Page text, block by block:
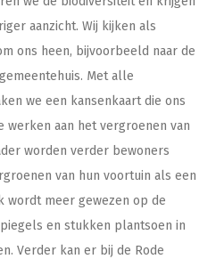
aanzicht. Wij kijken als
ons heen, bijvoorbeeld naar de
Met alle
we een kansenkaart die ons
aan het vergroenen van
worden verder bewoners
van hun voortuin als een
wordt meer gewezen op de
en stukken plantsoen in
Verder kan er bij de Rode